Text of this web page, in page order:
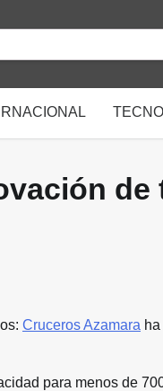
de
Cruceros Azamara
para menos de